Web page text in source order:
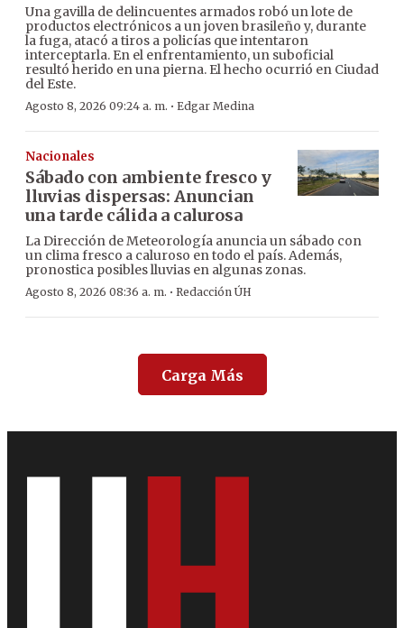
Una gavilla de delincuentes armados robó un lote de
productos electrónicos a un joven brasileño y, durante
la fuga, atacó a tiros a policías que intentaron
interceptarla. En el enfrentamiento, un suboficial
resultó herido en una pierna. El hecho ocurrió en Ciudad
del Este.
Agosto 8, 2026 09:24 a. m. · Edgar Medina
Nacionales
Sábado con ambiente fresco y
lluvias dispersas: Anuncian
una tarde cálida a calurosa
La Dirección de Meteorología anuncia un sábado con
un clima fresco a caluroso en todo el país. Además,
pronostica posibles lluvias en algunas zonas.
Agosto 8, 2026 08:36 a. m. · Redacción ÚH
Carga Más